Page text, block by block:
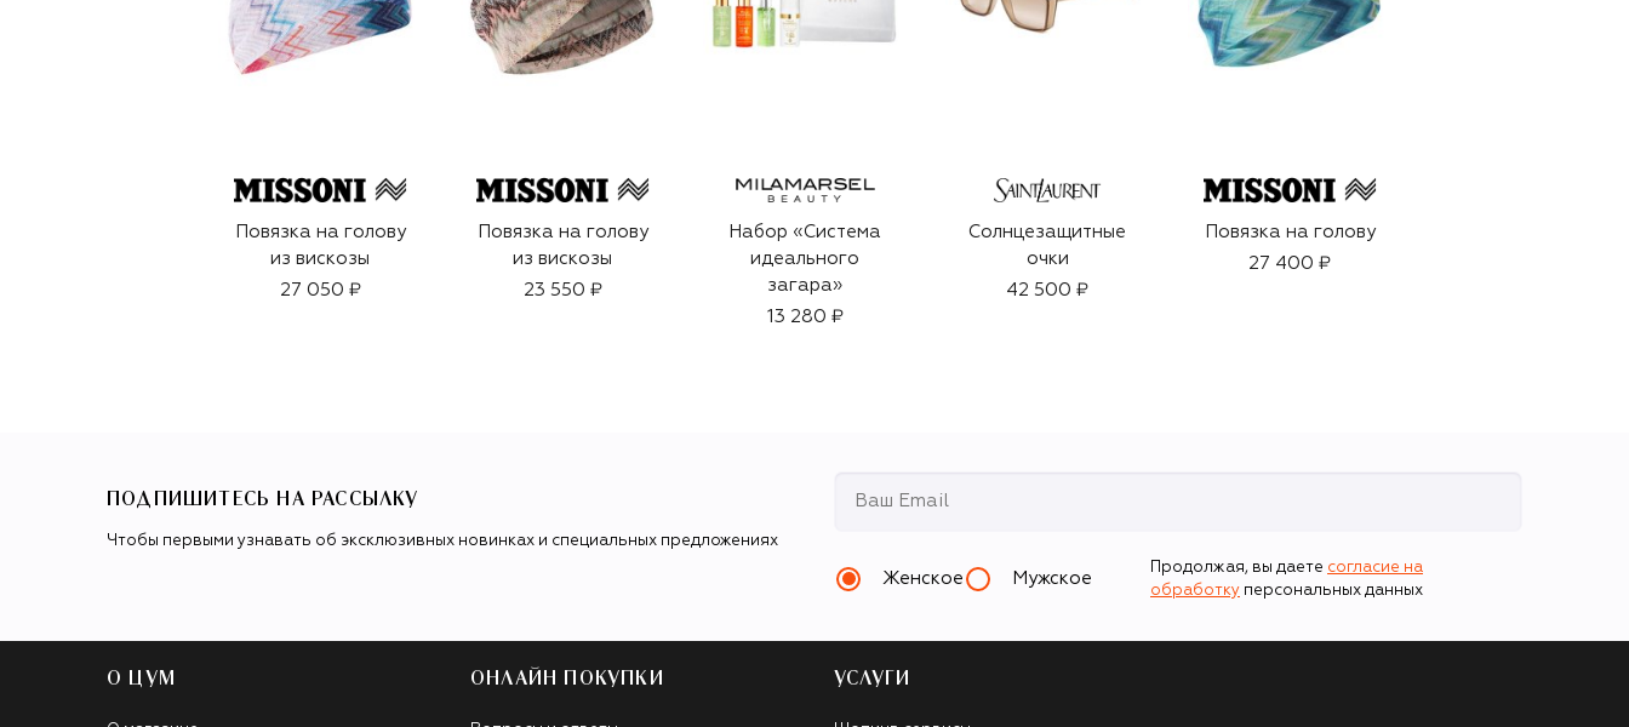
Повязка на голову
из вискозы
27 050 ₽
Повязка на голову
из вискозы
23 550 ₽
Набор «Система
идеального
загара»
13 280 ₽
Солнцезащитные
очки
42 500 ₽
Повязка на голову
27 400 ₽
ПОДПИШИТЕСЬ НА РАССЫЛКУ
Чтобы первыми узнавать об эксклюзивных новинках и специальных предложениях
Женское Мужское
Продолжая, вы даете согласие на
обработку персональных данных
О ЦУМ ОНЛАЙН ПОКУПКИ УСЛУГИ